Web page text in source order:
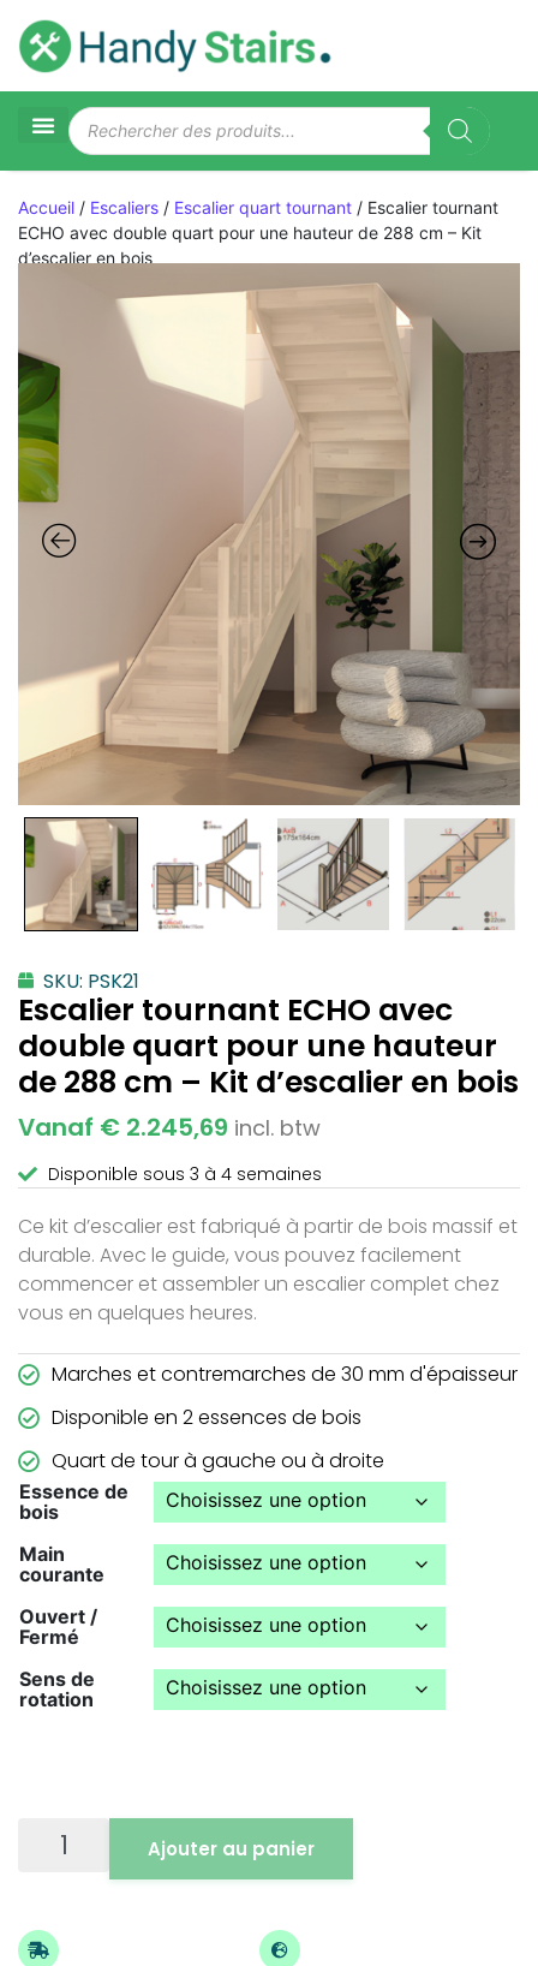
Accueil / Escaliers / Escalier quart tournant / Escalier tournant
ECHO avec double quart pour une hauteur de 288 cm – Kit
d’escalier en bois
SKU: PSK21
Escalier tournant ECHO avec
double quart pour une hauteur
de 288 cm – Kit d’escalier en bois
Vanaf € 2.245,69 incl. btw
Disponible sous 3 à 4 semaines
Ce kit d’escalier est fabriqué à partir de bois massif et
durable. Avec le guide, vous pouvez facilement
commencer et assembler un escalier complet chez
vous en quelques heures.
Marches et contremarches de 30 mm d'épaisseur
Disponible en 2 essences de bois
Quart de tour à gauche ou à droite
Essence de
bois
Main
courante
Ouvert /
Fermé
Sens de
rotation
Ajouter au panier